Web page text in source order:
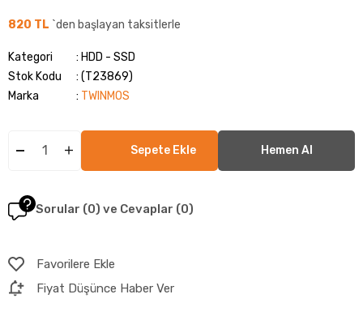
820 TL `den başlayan taksitlerle
Kategori
HDD - SSD
Stok Kodu
(T23869)
Marka
: TWINMOS
Sorular (0) ve Cevaplar (0)
Favorilere Ekle
Fiyat Düşünce Haber Ver